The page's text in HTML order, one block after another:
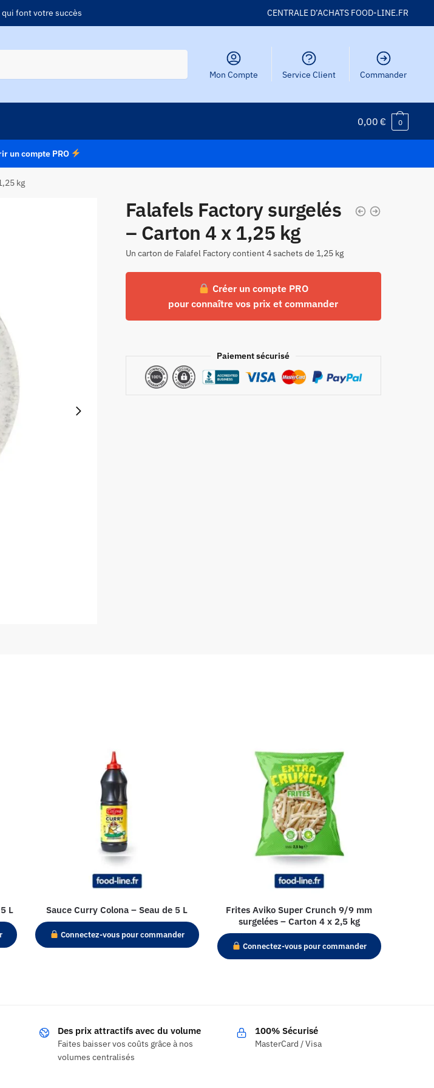
qui font votre succès CENTRALE D’ACHATS FOOD-LINE.FR
Mon Compte Service Client Commander
0,00 € 0
un compte PRO
kg
Falafels Factory surgelés
– Carton 4 x 1,25 kg
Un carton de Falafel Factory contient 4 sachets de 1,25 kg
Créer un compte PRO
pour connaître vos prix et commander
Paiement sécurisé
L Sauce Curry Colona – Seau de 5 L
Connectez-vous pour commander
Frites Aviko Super Crunch 9/9 mm
surgelées – Carton 4 x 2,5 kg
Connectez-vous pour commander
Des prix attractifs avec du volume
Faites baisser vos coûts grâce à nos
volumes centralisés
100% Sécurisé
MasterCard / Visa